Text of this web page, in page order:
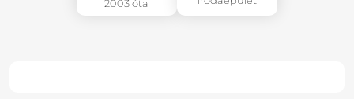
2003 óta